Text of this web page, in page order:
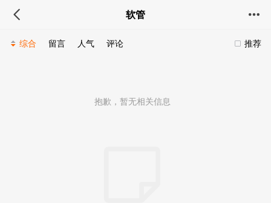
软管
推荐
综合 留言 人气 评论
抱歉，暂无相关信息